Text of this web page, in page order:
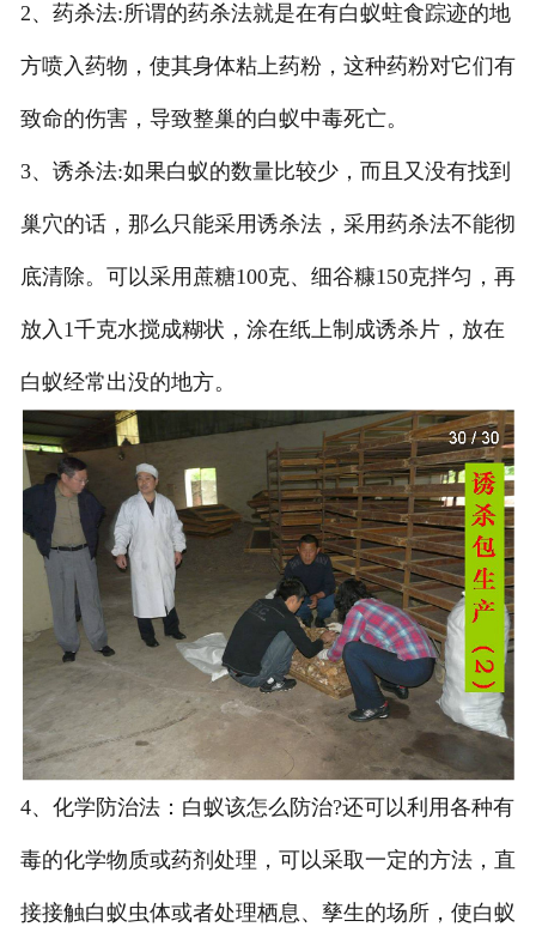
2、药杀法:所谓的药杀法就是在有白蚁蛀食踪迹的地
方喷入药物，使其身体粘上药粉，这种药粉对它们有
致命的伤害，导致整巢的白蚁中毒死亡。
3、诱杀法:如果白蚁的数量比较少，而且又没有找到
巢穴的话，那么只能采用诱杀法，采用药杀法不能彻
底清除。可以采用蔗糖100克、细谷糠150克拌匀，再
放入1千克水搅成糊状，涂在纸上制成诱杀片，放在
白蚁经常出没的地方。
4、化学防治法：白蚁该怎么防治?还可以利用各种有
毒的化学物质或药剂处理，可以采取一定的方法，直
接接触白蚁虫体或者处理栖息、孳生的场所，使白蚁